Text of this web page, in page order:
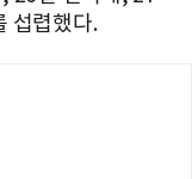
섭렵했다.